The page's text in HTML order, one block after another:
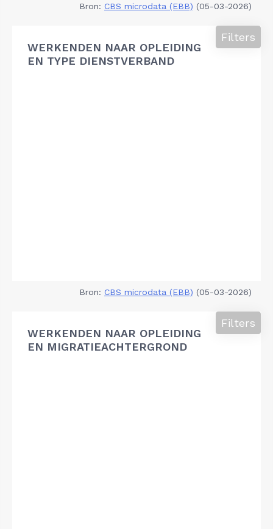
Bron: CBS microdata (EBB) (05-03-2026)
WERKENDEN NAAR OPLEIDING
EN TYPE DIENSTVERBAND
Filters
Bron: CBS microdata (EBB) (05-03-2026)
WERKENDEN NAAR OPLEIDING
EN MIGRATIEACHTERGROND
Filters